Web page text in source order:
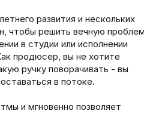
развития и нескольких
чтобы решить вечную
в студии или исполнении
продюсер, вы не хотите
ручку поворачивать - вы
в потоке.
и мгновенно позволяет